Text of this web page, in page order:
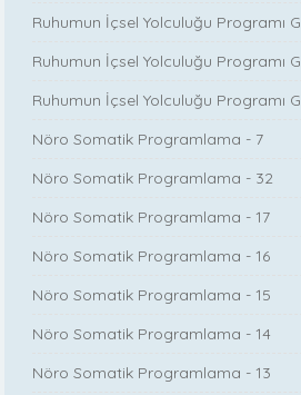
Ruhumun İçsel Yolculuğu Programı
Ruhumun İçsel Yolculuğu Programı
Ruhumun İçsel Yolculuğu Programı
Nöro Somatik Programlama - 7
Nöro Somatik Programlama - 32
Nöro Somatik Programlama - 17
Nöro Somatik Programlama - 16
Nöro Somatik Programlama - 15
Nöro Somatik Programlama - 14
Nöro Somatik Programlama - 13